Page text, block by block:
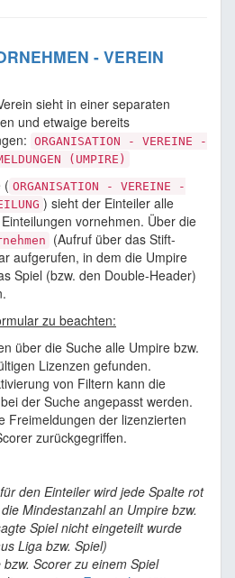
- VEREIN
sieht in einer separaten
und etwaige bereits
ORGANISATION - VEREINE -
(UMPIRE)
( ORGANISATION - VEREINE -
) sieht der Einteiler alle
vornehmen. Über die
(Aufruf über das Stift-
aufgerufen, in dem die Umpire
Spiel (bzw. den Double-Header)
zu beachten:
über die Suche alle Umpire bzw.
Lizenzen gefunden.
von Filtern kann die
der Suche angepasst werden.
Freimeldungen der lizenzierten
zurückgegriffen.
den Einteiler wird jede Spalte rot
Mindestanzahl an Umpire bzw.
Spiel nicht eingeteilt wurde
Liga bzw. Spiel)
Scorer zu einem Spiel